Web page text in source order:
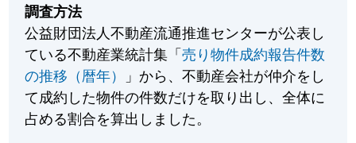
調査方法
公益財団法人不動産流通推進センターが公表し
ている不動産業統計集「売り物件成約報告件数
の推移（暦年）
」から、不動産会社が仲介をし
て成約した物件の件数だけを取り出し、全体に
占める割合を算出しました。